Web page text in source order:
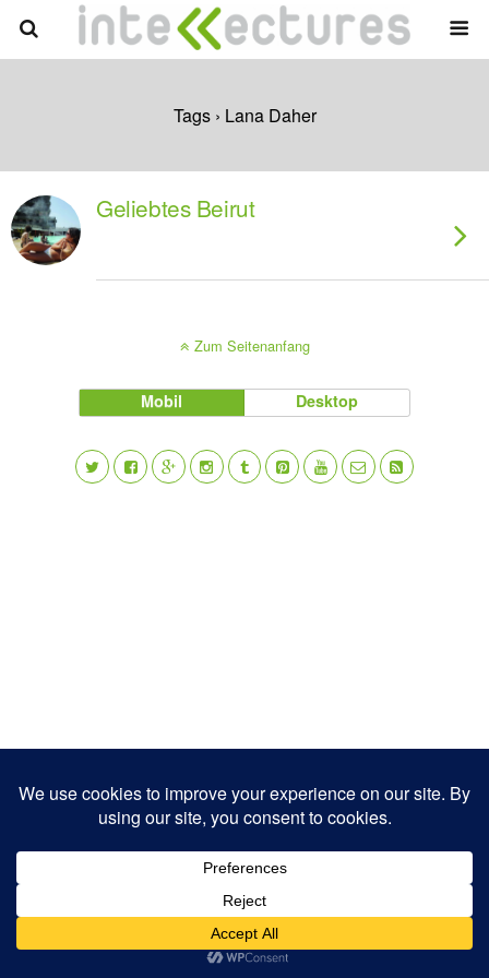
Tags › Lana Daher
Geliebtes Beirut
Zum Seitenanfang
Mobil Desktop